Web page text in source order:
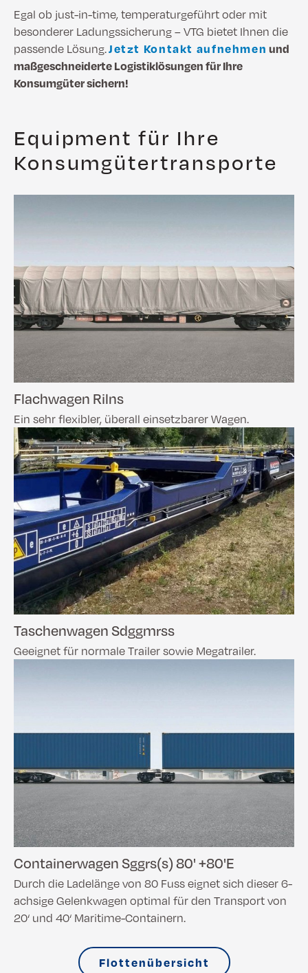
Egal ob just-in-time, temperaturgeführt oder mit
besonderer Ladungssicherung – VTG bietet Ihnen die
passende Lösung.Jetzt Kontakt aufnehmen und
maßgeschneiderte Logistiklösungen für Ihre
Konsumgüter sichern!
Equipment für Ihre
Konsumgütertransporte
Flachwagen Rilns
Ein sehr flexibler, überall einsetzbarer Wagen.
Taschenwagen Sdggmrss
Geeignet für normale Trailer sowie Megatrailer.
Containerwagen Sggrs(s) 80' +80'E
Durch die Ladelänge von 80 Fuss eignet sich dieser 6-
achsige Gelenkwagen optimal für den Transport von
20‘ und 40‘ Maritime-Containern.
Flottenübersicht